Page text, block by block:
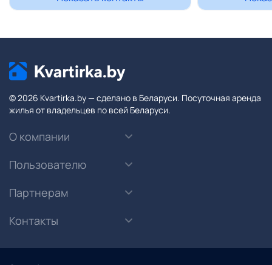
© 2026 Kvartirka.by — сделано в Беларуси. Посуточная аренда
жилья от владельцев по всей Беларуси.
О компании
Пользователю
Партнерам
Контакты